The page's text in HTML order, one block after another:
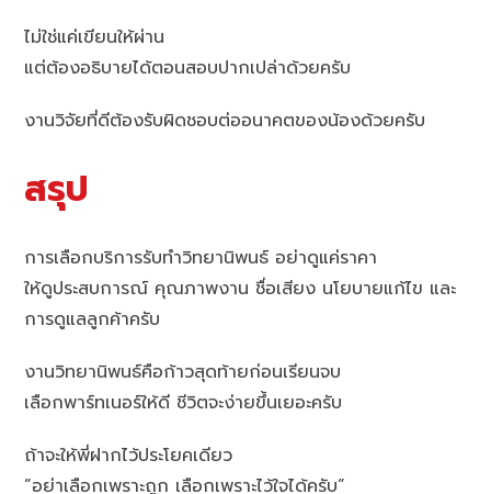
ไม่ใช่แค่เขียนให้ผ่าน
แต่ต้องอธิบายได้ตอนสอบปากเปล่าด้วยครับ
งานวิจัยที่ดีต้องรับผิดชอบต่ออนาคตของน้องด้วยครับ
สรุป
การเลือกบริการรับทำวิทยานิพนธ์ อย่าดูแค่ราคา
ให้ดูประสบการณ์ คุณภาพงาน ชื่อเสียง นโยบายแก้ไข และ
การดูแลลูกค้าครับ
งานวิทยานิพนธ์คือก้าวสุดท้ายก่อนเรียนจบ
เลือกพาร์ทเนอร์ให้ดี ชีวิตจะง่ายขึ้นเยอะครับ
ถ้าจะให้พี่ฝากไว้ประโยคเดียว
“อย่าเลือกเพราะถูก เลือกเพราะไว้ใจได้ครับ”